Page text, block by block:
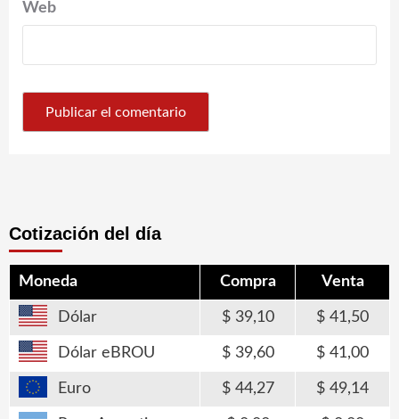
Web
Cotización del día
Moneda Compra Venta
Dólar 39,10 41,50
Dólar eBROU 39,60 41,00
Euro 44,27 49,14